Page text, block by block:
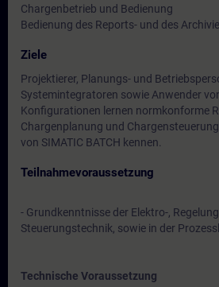
Chargenbetrieb und Bedienung
Bedienung des Reports- und des
Ziele
Projektierer, Planungs- und
Systemintegratoren sowie Anwender
Konfigurationen lernen normkonforme
Chargenplanung und
von SIMATIC BATCH kennen.
Teilnahmevoraussetzung
- Grundkenntnisse der Elektro-,
Steuerungstechnik, sowie in der
Technische Voraussetzung